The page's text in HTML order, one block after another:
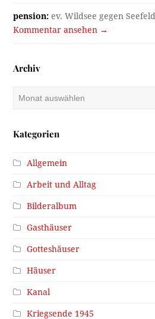
pension: ev. Wildsee gegen Seefeld
Kommentar ansehen →
Archiv
Kategorien
Allgemein
Arbeit und Alltag
Bilderalbum
Gasthäuser
Gotteshäuser
Häuser
Kanal
Kriegsende 1945